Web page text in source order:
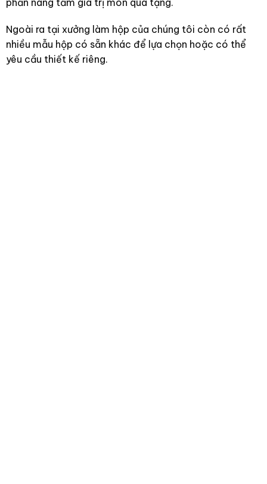
Ngoài ra tại xưởng làm hộp của chúng tôi còn có rất
nhiều mẫu hộp có sẵn khác để lựa chọn hoặc có thể
yêu cầu thiết kế riêng.